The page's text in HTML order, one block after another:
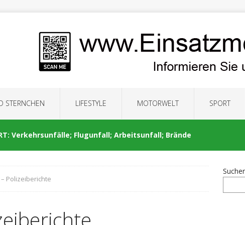
STERNCHEN LIFESTYLE MOTORWELT SPORT
Verkehrsunfälle; Flugunfall; Arbeitsunfall; Brände
– Polizeiberichte